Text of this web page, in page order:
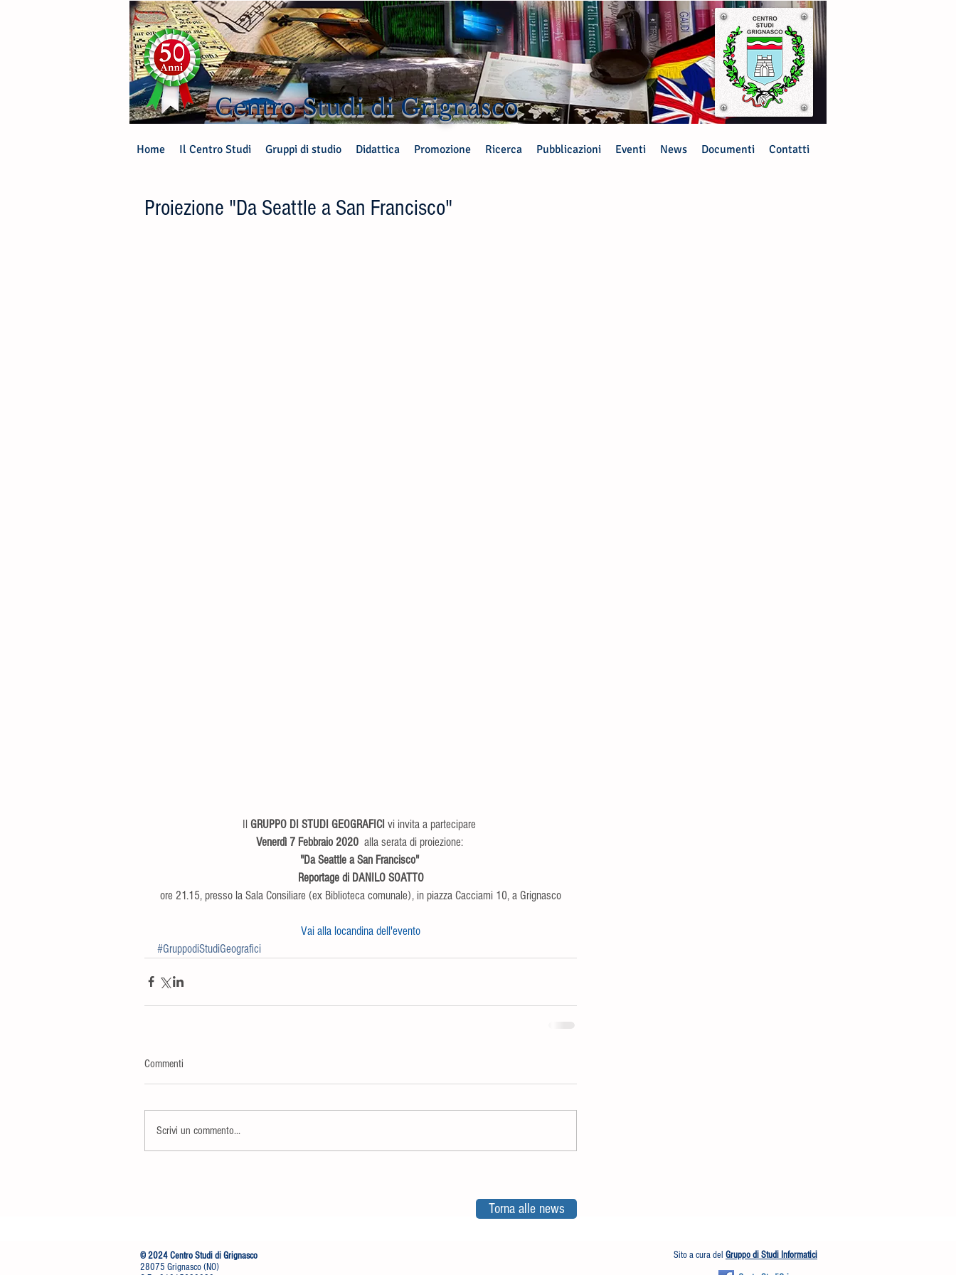
Centro Studi di Grignasco
Home Il Centro Studi Gruppi di studio Didattica Promozione Ricerca Pubblicazioni Eventi News Documenti Contatti
Proiezione "Da Seattle a San Francisco"
Il GRUPPO DI STUDI GEOGRAFICI vi invita a partecipare
Venerdì 7 Febbraio 2020 alla serata di proiezione:
"Da Seattle a San Francisco"
Reportage di DANILO SOATTO
ore 21.15, presso la Sala Consiliare (ex Biblioteca comunale), in piazza Cacciami 10, a Grignasco
Vai alla locandina dell'evento
#GruppodiStudiGeografici
Commenti
Scrivi un commento...
Torna alle news
© 2024 Centro Studi di Grignasco
28075 Grignasco (NO)
Sito a cura del Gruppo di Studi Informatici